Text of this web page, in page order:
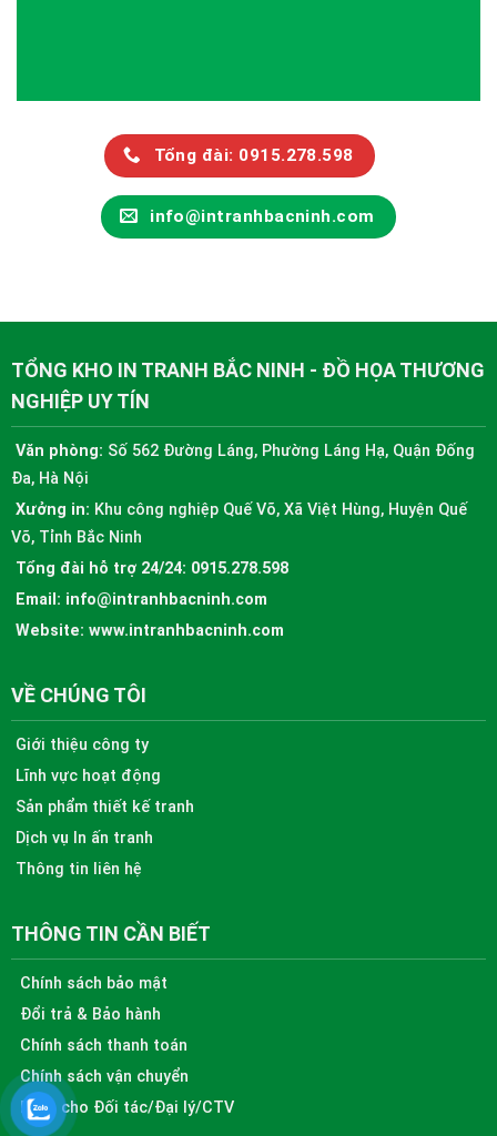
Tổng đài: 0915.278.598
info@intranhbacninh.com
TỔNG KHO IN TRANH BẮC NINH - ĐỒ HỌA THƯƠNG
NGHIỆP UY TÍN
Văn phòng: Số 562 Đường Láng, Phường Láng Hạ, Quận Đống
Đa, Hà Nội
Xưởng in: Khu công nghiệp Quế Võ, Xã Việt Hùng, Huyện Quế
Võ, Tỉnh Bắc Ninh
Tổng đài hỗ trợ 24/24: 0915.278.598
Email: info@intranhbacninh.com
Website: www.intranhbacninh.com
VỀ CHÚNG TÔI
Giới thiệu công ty
Lĩnh vực hoạt động
Sản phẩm thiết kế tranh
Dịch vụ In ấn tranh
Thông tin liên hệ
THÔNG TIN CẦN BIẾT
Chính sách bảo mật
Đổi trả & Bảo hành
Chính sách thanh toán
Chính sách vận chuyển
Dành cho Đối tác/Đại lý/CTV